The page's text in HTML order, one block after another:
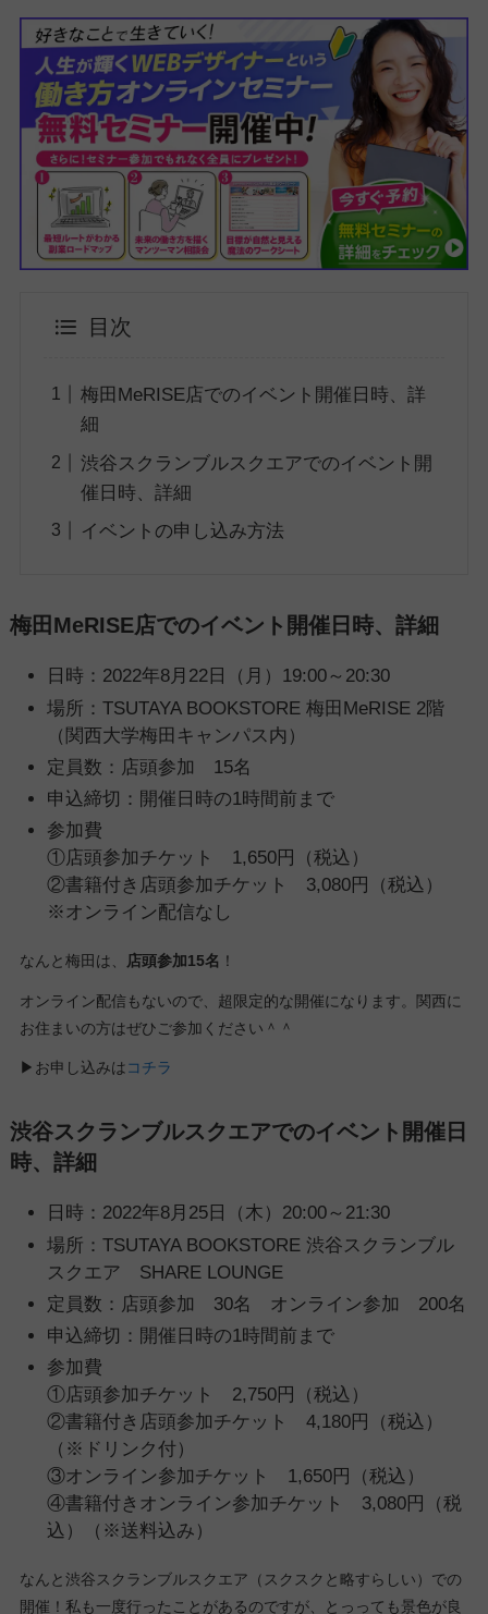
目次
梅田MeRISE店でのイベント開催日時、詳
細
渋谷スクランブルスクエアでのイベント開
催日時、詳細
イベントの申し込み方法
梅田MeRISE店でのイベント開催日時、詳細
日時：2022年8月22日（月）19:00～20:30
場所：TSUTAYA BOOKSTORE 梅田MeRISE 2階
（関西大学梅田キャンパス内）
定員数：店頭参加 15名
申込締切：開催日時の1時間前まで
参加費
①店頭参加チケット 1,650円（税込）
②書籍付き店頭参加チケット 3,080円（税込）
※オンライン配信なし
なんと梅田は、 店頭参加15名 ！
オンライン配信もないので、超限定的な開催になります。関西に
お住まいの方はぜひご参加ください＾＾
▶︎お申し込みはコチラ
渋谷スクランブルスクエアでのイベント開催日
時、詳細
日時：2022年8月25日（木）20:00～21:30
場所：TSUTAYA BOOKSTORE 渋谷スクランブル
スクエア SHARE LOUNGE
定員数：店頭参加 30名 オンライン参加 200名
申込締切：開催日時の1時間前まで
参加費
①店頭参加チケット 2,750円（税込）
②書籍付き店頭参加チケット 4,180円（税込）
（※ドリンク付）
③オンライン参加チケット 1,650円（税込）
④書籍付きオンライン参加チケット 3,080円（税
込）（※送料込み）
なんと渋谷スクランブルスクエア（スクスクと略すらしい）での
開催！私も一度行ったことがあるのですが、とっっても景色が良